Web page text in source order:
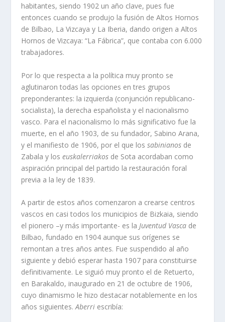
habitantes, siendo 1902 un año clave, pues fue
entonces cuando se produjo la fusión de Altos Hornos
de Bilbao, La Vizcaya y La Iberia, dando origen a Altos
Hornos de Vizcaya: “La Fábrica”, que contaba con 6.000
trabajadores.
Por lo que respecta a la política muy pronto se
aglutinaron todas las opciones en tres grupos
preponderantes: la izquierda (conjunción republicano-
socialista), la derecha españolista y el nacionalismo
vasco. Para el nacionalismo lo más significativo fue la
muerte, en el año 1903, de su fundador, Sabino Arana,
y el manifiesto de 1906, por el que lossabinianos de
Zabala y loseuskalerriakos de Sota acordaban como
aspiración principal del partido la restauración foral
previa a la ley de 1839.
A partir de estos años comenzaron a crearse centros
vascos en casi todos los municipios de Bizkaia, siendo
el pionero –y más importante- es laJuventud Vasca de
Bilbao, fundado en 1904 aunque sus orígenes se
remontan a tres años antes. Fue suspendido al año
siguiente y debió esperar hasta 1907 para constituirse
definitivamente. Le siguió muy pronto el de Retuerto,
en Barakaldo, inaugurado en 21 de octubre de 1906,
cuyo dinamismo le hizo destacar notablemente en los
años siguientes.Aberri escribía: